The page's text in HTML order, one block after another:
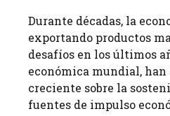
Durante décadas, la
exportando productos
desafíos en los últimos
económica mundial,
creciente sobre la
fuentes de impulso